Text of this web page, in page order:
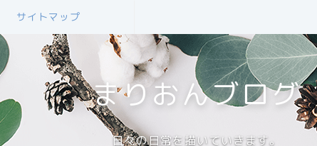
サイトマップ
まりおんブログ
日々の日常を描いていきます。